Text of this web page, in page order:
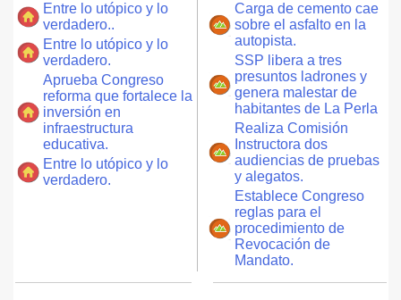
Entre lo utópico y lo
verdadero..
Entre lo utópico y lo
verdadero.
Aprueba Congreso
reforma que fortalece la
inversión en
infraestructura
educativa.
Entre lo utópico y lo
verdadero.
Carga de cemento cae
sobre el asfalto en la
autopista.
SSP libera a tres
presuntos ladrones y
genera malestar de
habitantes de La Perla
Realiza Comisión
Instructora dos
audiencias de pruebas
y alegatos.
Establece Congreso
reglas para el
procedimiento de
Revocación de
Mandato.